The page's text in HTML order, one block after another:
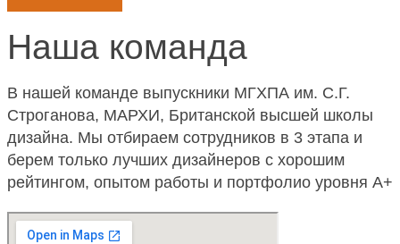
Наша команда
В нашей команде выпускники МГХПА им. С.Г.
Строганова, МАРХИ, Британской высшей школы
дизайна. Мы отбираем сотрудников в 3 этапа и
берем только лучших дизайнеров с хорошим
рейтингом, опытом работы и портфолио уровня A+